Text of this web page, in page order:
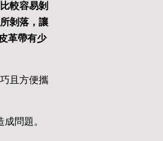
較容易剝
剝落，讓
革帶有少
且方便攜
問題。